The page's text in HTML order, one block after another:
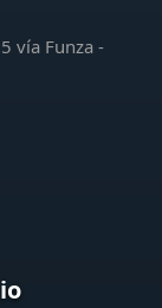
vía Funza -